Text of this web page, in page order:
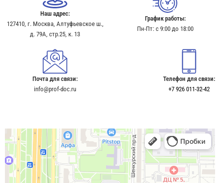
Наш адрес:
127410, г. Москва, Алтуфьевское ш.,
д. 79А, стр.25, к. 13​
График работы:
Пн-Пт: с 9:00 до 18:00
Почта для связи:
info@prof-doc.ru
Телефон для связи:
+7 926 011-32-42